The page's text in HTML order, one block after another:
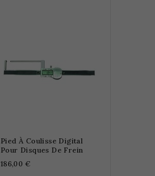
Pied À Coulisse Digital
Pour Disques De Frein
186,00 €